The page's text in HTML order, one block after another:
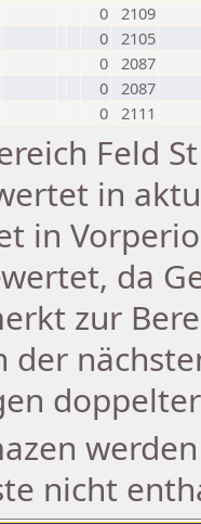
0 2109
0 2105
0 2087
0 2087
0 2111
Feld
in
in
da
zur
der
nicht